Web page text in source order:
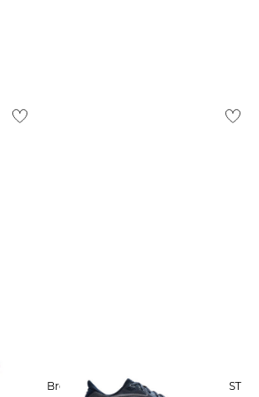
Ausland findest du
Brooks | Herren Laufschuhe GHOST